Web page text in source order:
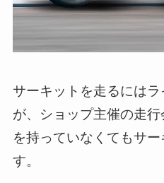
サーキットを走るには
が、ショップ主催の走
を持っていなくてもサ
す。